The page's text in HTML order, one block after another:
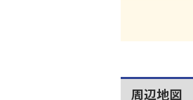
周辺地図